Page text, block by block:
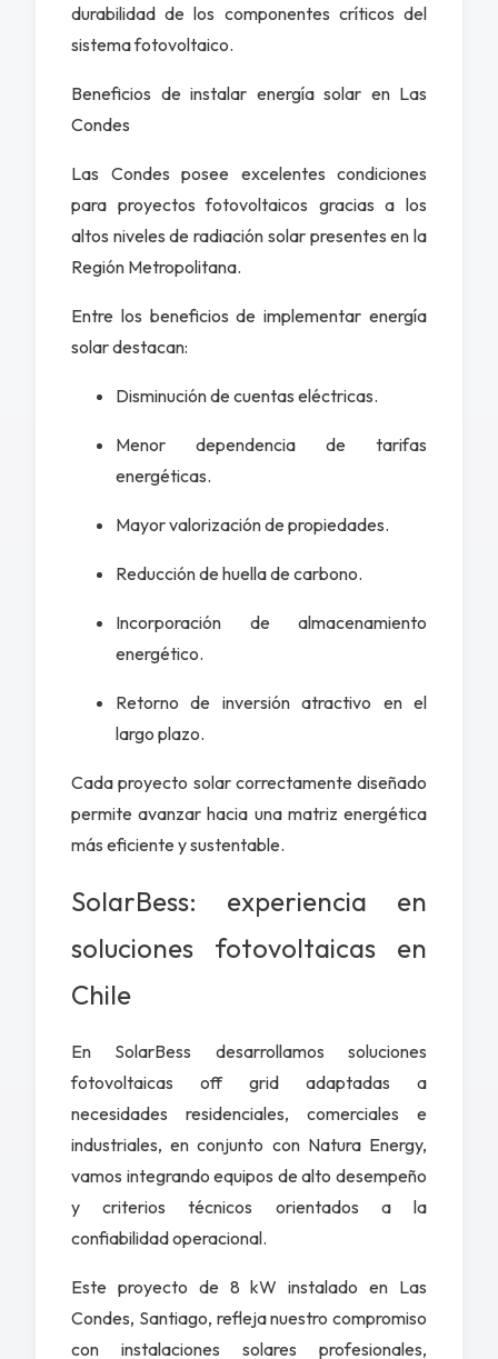
durabilidad de los componentes críticos del
sistema fotovoltaico.
Beneficios de instalar energía solar en Las
Condes
Las Condes posee excelentes condiciones
para proyectos fotovoltaicos gracias a los
altos niveles de radiación solar presentes en la
Región Metropolitana.
Entre los beneficios de implementar energía
solar destacan:
Disminución de cuentas eléctricas.
Menor dependencia de tarifas
energéticas.
Mayor valorización de propiedades.
Reducción de huella de carbono.
Incorporación de almacenamiento
energético.
Retorno de inversión atractivo en el
largo plazo.
Cada proyecto solar correctamente diseñado
permite avanzar hacia una matriz energética
más eficiente y sustentable.
SolarBess: experiencia en
soluciones fotovoltaicas en
Chile
En SolarBess desarrollamos soluciones
fotovoltaicas off grid adaptadas a
necesidades residenciales, comerciales e
industriales, en conjunto con Natura Energy,
vamos integrando equipos de alto desempeño
y criterios técnicos orientados a la
confiabilidad operacional.
Este proyecto de 8 kW instalado en Las
Condes, Santiago, refleja nuestro compromiso
con instalaciones solares profesionales,